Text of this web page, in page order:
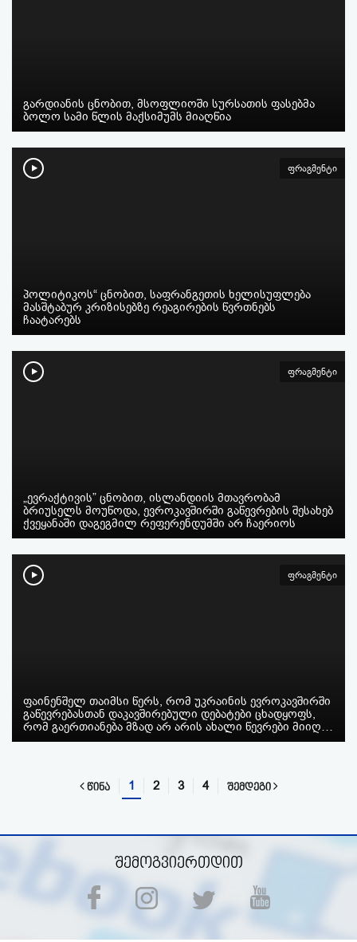
გარდიანის ცნობით, მსოფლიოში სურსათის ფასებმა
ბოლო სამი წლის მაქსიმუმს მიაღწია
ფრაგმენტი
პოლიტიკოს“ ცნობით, საფრანგეთის ხელისუფლება
მასშტაბურ კრიზისებზე რეაგირების წვრთნებს
ჩაატარებს
ფრაგმენტი
„ევრაქტივის” ცნობით, ისლანდიის მთავრობამ
ბრიუსელს მოუწოდა, ევროკავშირში გაწევრების შესახებ
ქვეყანაში დაგეგმილ რეფერენდუმში არ ჩაერიოს
ფრაგმენტი
ფაინენშელ თაიმსი წერს, რომ უკრაინის ევროკავშირში
გაწევრებასთან დაკავშირებული დებატები ცხადყოფს,
რომ გაერთიანება მზად არ არის ახალი წევრები მიიღ…
წინა 1 2 3 4 შემდეგი
შემოგვიერთდით